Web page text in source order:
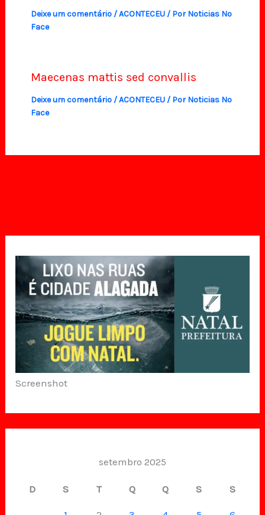
Screenshot
setembro 2025
D S T Q Q S S
Deixe um comentário /ACONTECEU/ Por Noticias No
Face
Maecenas mattis sed convallis
Deixe um comentário /ACONTECEU/ Por Noticias No
Face